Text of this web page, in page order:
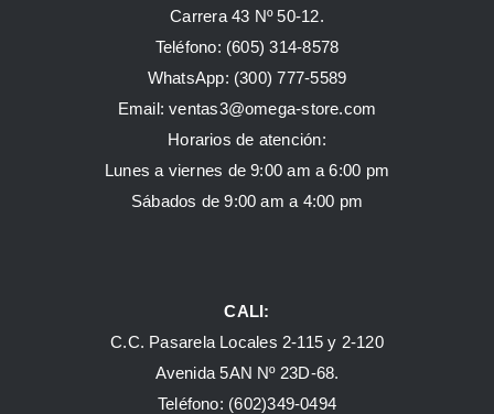
Carrera 43 Nº 50-12.
Teléfono: (605) 314-8578
WhatsApp: (300) 777-5589
Email: ventas3@omega-store.com
Horarios de atención:
Lunes a viernes de 9:00 am a 6:00 pm
Sábados de 9:00 am a 4:00 pm
CALI:
C.C. Pasarela Locales 2-115 y 2-120
Avenida 5AN Nº 23D-68.
Teléfono: (602)349-0494